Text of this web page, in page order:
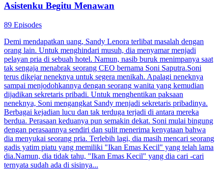
Asistenku Begitu Menawan
89 Episodes
Demi mendapatkan uang, Sandy Lenora terlibat masalah dengan
orang lain. Untuk menghindari musuh, dia menyamar menjadi
pelayan pria di sebuah hotel. Namun, nasib buruk menimpanya saat
tak sengaja menabrak seorang CEO bernama Soni Saputra.Soni
terus dikejar neneknya untuk segera menikah. Apalagi neneknya
sampai menjodohkannya dengan seorang wanita yang kemudian
dijadikan sekretaris pribadi. Untuk menghentikan paksaan
neneknya, Soni mengangkat Sandy menjadi sekretaris pribadinya.
Berbagai kejadian lucu dan tak terduga terjadi di antara mereka
berdua. Perasaan keduanya pun semakin dekat. Soni mulai bingung
dengan perasaannya sendiri dan sulit menerima kenyataan bahwa
dia menyukai seorang pria. Terlebih lagi, dia masih mencari seorang
gadis yatim piatu yang memiliki "Ikan Emas Kecil" yang telah lama
dia.Namun, dia tidak tahu, "Ikan Emas Kecil" yang dia cari -cari
ternyata sudah ada di sisinya...